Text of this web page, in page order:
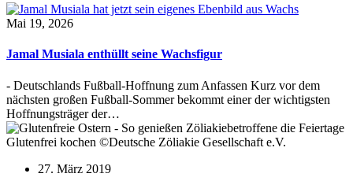
Mai 19, 2026
Jamal Musiala enthüllt seine Wachsfigur
- Deutschlands Fußball-Hoffnung zum Anfassen Kurz vor dem
nächsten großen Fußball-Sommer bekommt einer der wichtigsten
Hoffnungsträger der…
Glutenfrei kochen ©Deutsche Zöliakie Gesellschaft e.V.
27. März 2019